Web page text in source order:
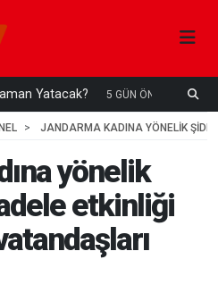
Yatacak? 5 GÜN ÖNCE
JANDARMA KADINA YÖNELIK
yönelik
etkinliği